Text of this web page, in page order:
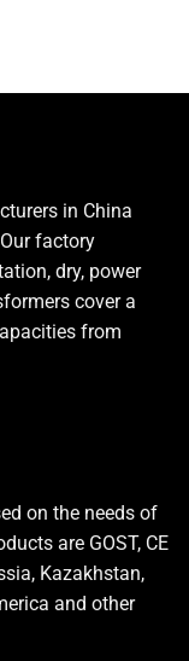
in China
factory
dry, power
cover a
from
on the needs of
are GOST, CE
Kazakhstan,
and other